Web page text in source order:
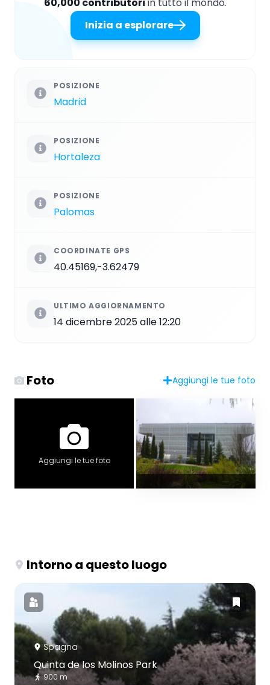
60,000 contributori in tutto il mondo.
Inizia a esplorare
POSIZIONE
Madrid
POSIZIONE
Hortaleza
POSIZIONE
Palomas
COORDINATE GPS
40.45169,-3.62479
ULTIMO AGGIORNAMENTO
14 dicembre 2025 alle 12:20
Foto Aggiungi le tue foto
Aggiungi le tue foto
Intorno a questo luogo
Spagna
Quinta de los Molinos Park
900 m